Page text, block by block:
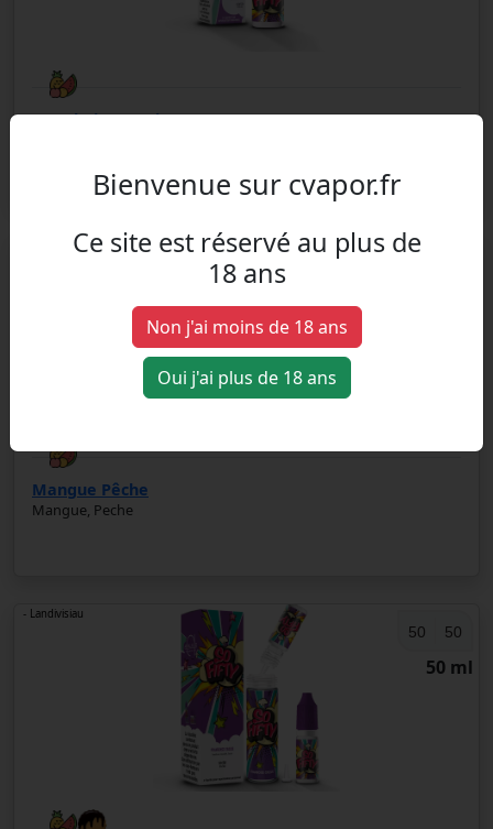
Framboise Cassis
Mangue Pêche
Mangue, Peche
- Ploudalmezeau
50 50
50 ml
- Landivisiau
Bienvenue sur cvapor.fr
Ce site est réservé au plus de
18 ans
Non j'ai moins de 18 ans
Oui j'ai plus de 18 ans